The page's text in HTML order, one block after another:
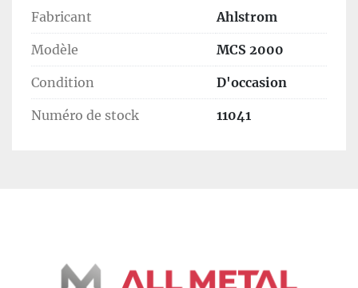
Structure mécano-soudée robuste avec
bobine
🧩 Utilisation de la machine
Le chariot pousse-bobines est un équipement
indispensable en papeterie. Il assure le
transfert sécurisé des bobines mères vers les
intégrés
Fabricant Ahlstrom
Modèle MCS 2000
Condition D'occasion
Numéro de stock 11041